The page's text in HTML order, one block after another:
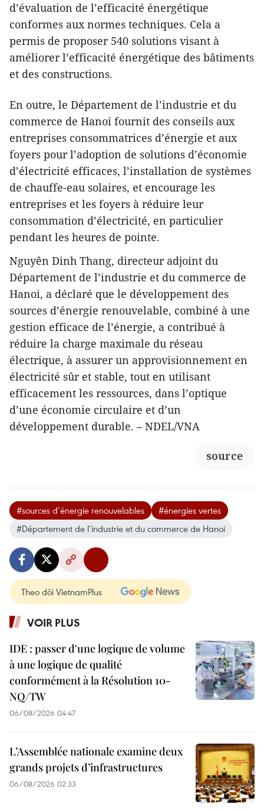
d’évaluation de l’efficacité énergétique
conformes aux normes techniques. Cela a
permis de proposer 540 solutions visant à
améliorer l’efficacité énergétique des bâtiments
et des constructions.
En outre, le Département de l’industrie et du
commerce de Hanoi fournit des conseils aux
entreprises consommatrices d’énergie et aux
foyers pour l’adoption de solutions d’économie
d’électricité efficaces, l’installation de systèmes
de chauffe-eau solaires, et encourage les
entreprises et les foyers à réduire leur
consommation d’électricité, en particulier
pendant les heures de pointe.
Nguyên Dinh Thang, directeur adjoint du
Département de l’industrie et du commerce de
Hanoi, a déclaré que le développement des
sources d’énergie renouvelable, combiné à une
gestion efficace de l’énergie, a contribué à
réduire la charge maximale du réseau
électrique, à assurer un approvisionnement en
électricité sûr et stable, tout en utilisant
efficacement les ressources, dans l’optique
d’une économie circulaire et d’un
développement durable. – NDEL/VNA
source
#sources d’énergie renouvelables
#énergies vertes
#Département de l’industrie et du commerce de Hanoi
Theo dõi VietnamPlus
VOIR PLUS
IDE : passer d'une logique de volume
à une logique de qualité
conformément à la Résolution 10-
NQ/TW
06/08/2026 04:47
L’Assemblée nationale examine deux
grands projets d’infrastructures
06/08/2026 02:33